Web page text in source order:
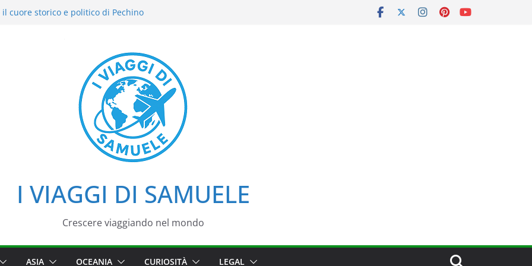
il cuore storico e politico di Pechino
d’Estate tra loto, camminate e
tra imperatori, simboli e cortili
I VIAGGI DI SAMUELE
Crescere viaggiando nel mondo
ASIA OCEANIA CURIOSITÀ LEGAL